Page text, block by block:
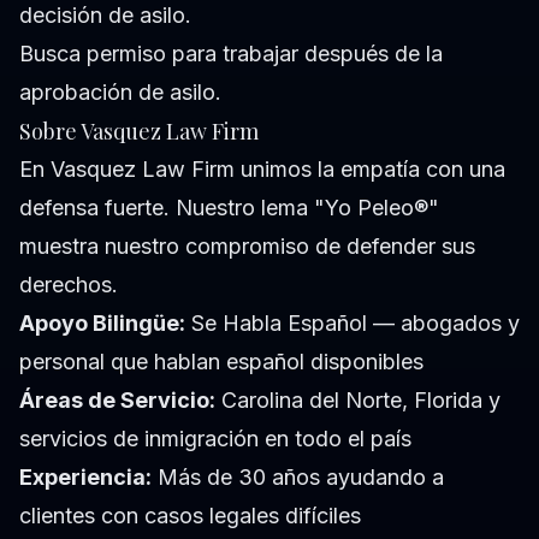
decisión de asilo.
Busca permiso para trabajar después de la
aprobación de asilo.
Sobre Vasquez Law Firm
En Vasquez Law Firm unimos la empatía con una
defensa fuerte. Nuestro lema "Yo Peleo®"
muestra nuestro compromiso de defender sus
derechos.
Apoyo Bilingüe: Se Habla Español — abogados y
personal que hablan español disponibles
Áreas de Servicio: Carolina del Norte, Florida y
servicios de inmigración en todo el país
Experiencia: Más de 30 años ayudando a
clientes con casos legales difíciles